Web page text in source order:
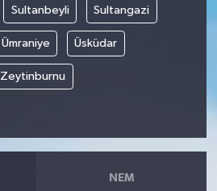
Sultanbeyli Sultangazi
Ümraniye Üsküdar
Zeytinburnu
NEM